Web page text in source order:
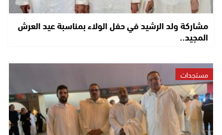
مشاركة ولد الرشيد في حفل الولاء بمناسبة عيد العرش
المجيد..
مستجدات